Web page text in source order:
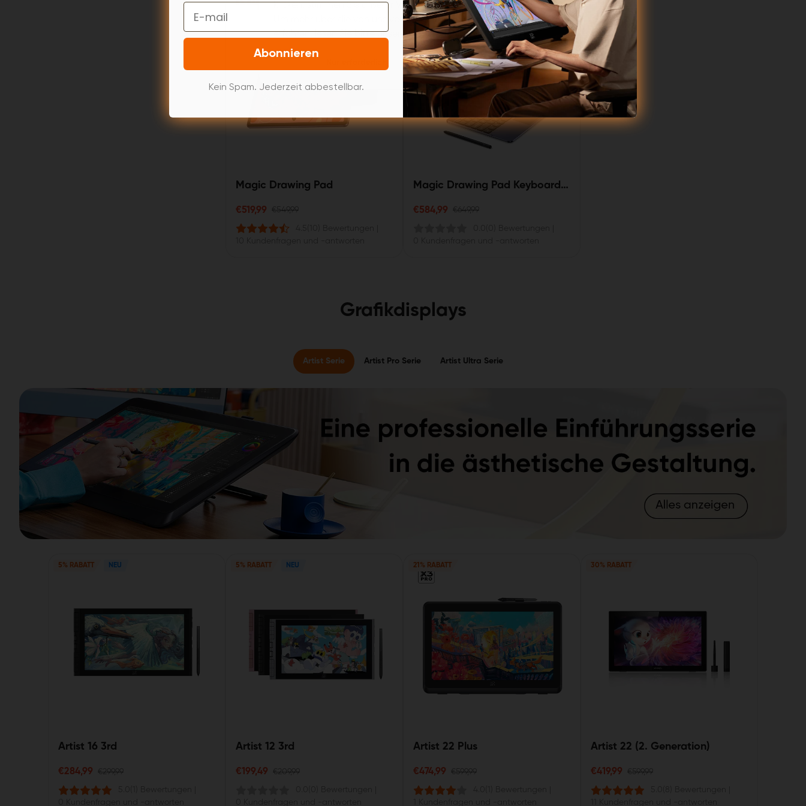
5% RABATT BELIEBT
Magic Drawing Pad
€519,99 €549,99
10% RABATT BESTSELLER
Magic Drawing Pad Keyboard
€584,99 €649,99
Grafikdisplays
Artist Serie Artist Pro Serie Artist Ultra Serie
5% RABATT NEU
Artist 16 3rd
€284,99 €299,99
5% RABATT NEU
Artist 12 3rd
€199,49 €209,99
21% RABATT
Artist 22 Plus
€474,99 €599,99
30% RABATT
Artist 22 (2. Generation)
€419,99 €599,99
klicken, stimmen Sie unserer Verwendung von Cookies zu.
Um mehr über die von uns verwendeten Cookies zu
erfahren, lesen Sie bitte unsereCookie-Richtlinie.
Alle akzeptieren
Email
Abonnieren
Kein Spam. Jederzeit abbestellbar.